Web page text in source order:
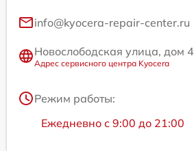
info@kyocera-repair-center.ru
Новослободская улица, дом 4
Адрес сервисного центра Kyocera
Режим работы:
Ежедневно с 9:00 до 21:00